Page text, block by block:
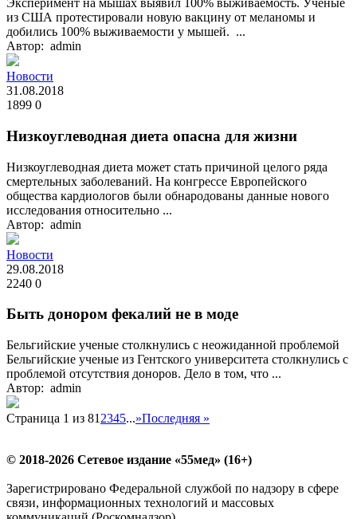
Эксперимент на мышах выявил 100% выживаемость. Ученые
из США протестировали новую вакцину от меланомы и
добились 100% выживаемости у мышей. ...
Автор: admin
Новости
31.08.2018
1899 0
Низкоуглеводная диета опасна для жизни
Низкоуглеводная диета может стать причиной целого ряда
смертельных заболеваний. На конгрессе Европейского
общества кардиологов были обнародованы данные нового
исследования относительно ...
Автор: admin
Новости
29.08.2018
2240 0
Быть донором фекалий не в моде
Бельгийские ученые столкнулись с неожиданной проблемой
Бельгийские ученые из Гентского университета столкнулись с
проблемой отсутствия доноров. Дело в том, что ...
Автор: admin
Страница 1 из 81 2345...»Последняя »
© 2018-2026 Сетевое издание «55мед» (16+)
Зарегистрировано Федеральной службой по надзору в сфере
связи, информационных технологий и массовых